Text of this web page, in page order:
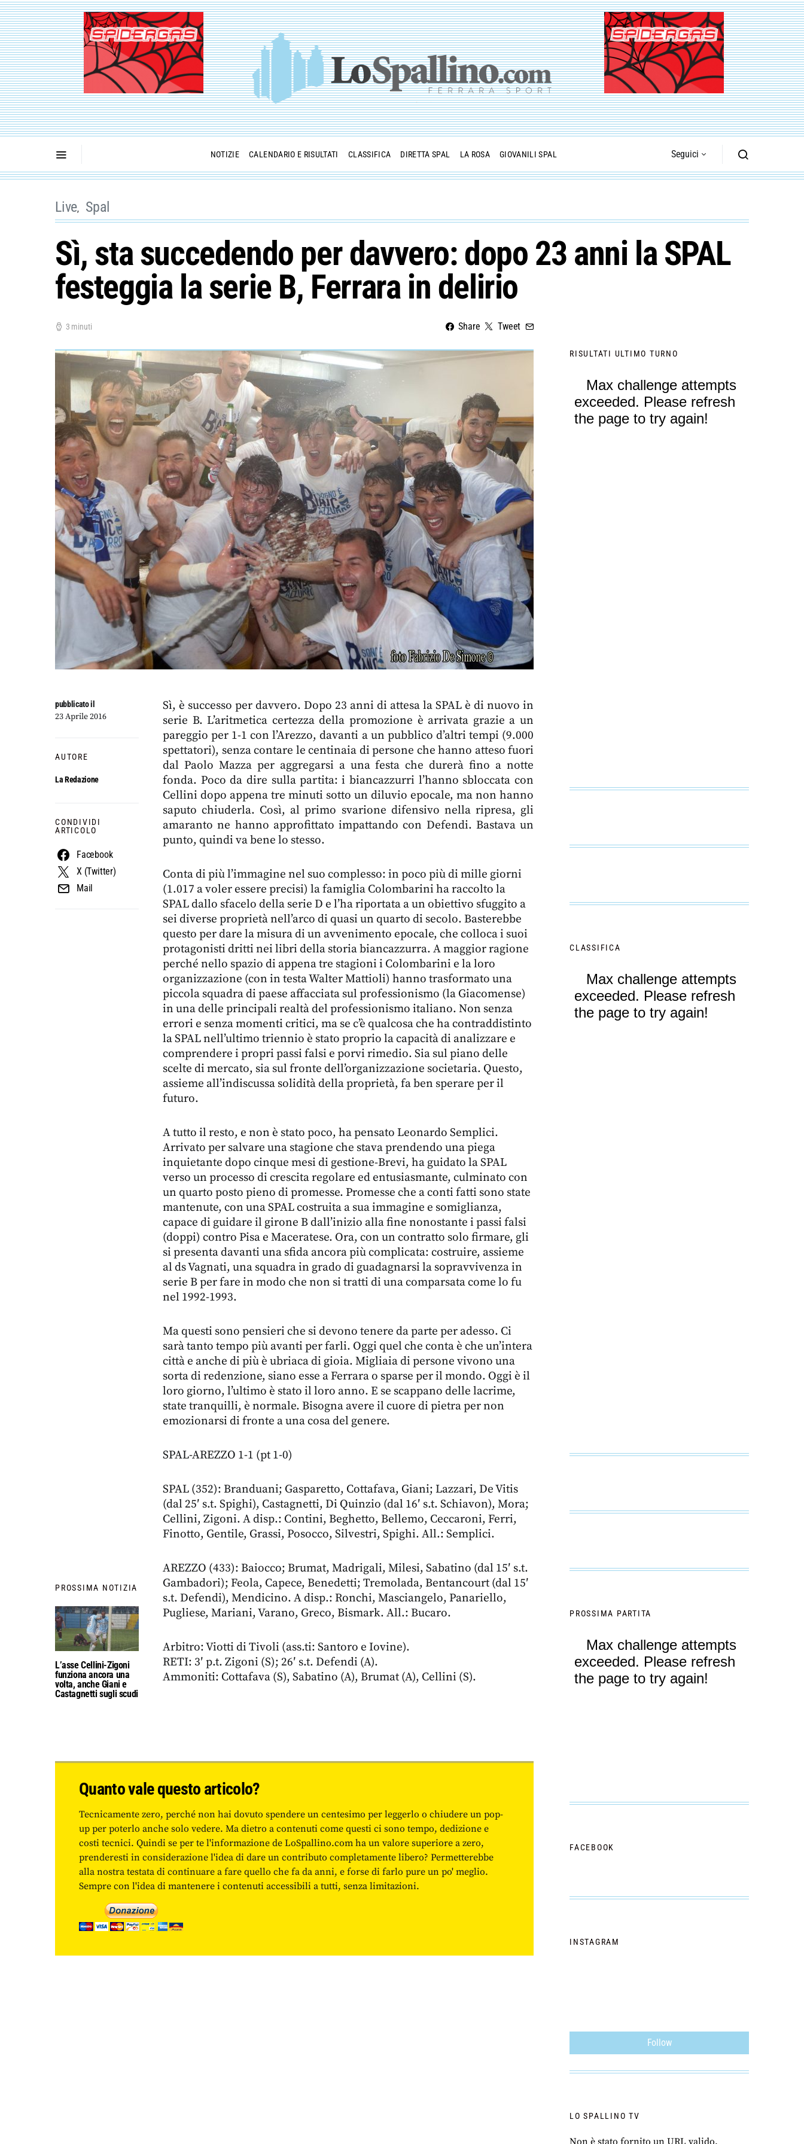
NOTIZIE CALENDARIO E RISULTATI CLASSIFICA DIRETTA SPAL LA ROSA GIOVANILI SPAL Seguici
Live Spal
Sì, sta succedendo per davvero: dopo 23 anni la SPAL
festeggia la serie B, Ferrara in delirio
3 minuti Share Tweet
PROSSIMA NOTIZIA
L’asse Cellini-Zigoni
funziona ancora una
volta, anche Giani e
Castagnetti sugli scudi
pubblicato il
23 Aprile 2016
AUTORE
La Redazione
CONDIVIDI
ARTICOLO
Facebook
X (Twitter)
Mail
Sì, è successo per davvero. Dopo 23 anni di attesa la SPAL è di nuovo in
serie B. L’aritmetica certezza della promozione è arrivata grazie a un
pareggio per 1-1 con l’Arezzo, davanti a un pubblico d’altri tempi (9.000
spettatori), senza contare le centinaia di persone che hanno atteso fuori
dal Paolo Mazza per aggregarsi a una festa che durerà fino a notte
fonda. Poco da dire sulla partita: i biancazzurri l’hanno sbloccata con
Cellini dopo appena tre minuti sotto un diluvio epocale, ma non hanno
saputo chiuderla. Così, al primo svarione difensivo nella ripresa, gli
amaranto ne hanno approfittato impattando con Defendi. Bastava un
punto, quindi va bene lo stesso.
Conta di più l’immagine nel suo complesso: in poco più di mille giorni
(1.017 a voler essere precisi) la famiglia Colombarini ha raccolto la
SPAL dallo sfacelo della serie D e l’ha riportata a un obiettivo sfuggito a
sei diverse proprietà nell’arco di quasi un quarto di secolo. Basterebbe
questo per dare la misura di un avvenimento epocale, che colloca i suoi
protagonisti dritti nei libri della storia biancazzurra. A maggior ragione
perché nello spazio di appena tre stagioni i Colombarini e la loro
organizzazione (con in testa Walter Mattioli) hanno trasformato una
piccola squadra di paese affacciata sul professionismo (la Giacomense)
in una delle principali realtà del professionismo italiano. Non senza
errori e senza momenti critici, ma se c’è qualcosa che ha contraddistinto
la SPAL nell’ultimo triennio è stato proprio la capacità di analizzare e
comprendere i propri passi falsi e porvi rimedio. Sia sul piano delle
scelte di mercato, sia sul fronte dell’organizzazione societaria. Questo,
assieme all’indiscussa solidità della proprietà, fa ben sperare per il
futuro.
A tutto il resto, e non è stato poco, ha pensato Leonardo Semplici.
Arrivato per salvare una stagione che stava prendendo una piega
inquietante dopo cinque mesi di gestione-Brevi, ha guidato la SPAL
verso un processo di crescita regolare ed entusiasmante, culminato con
un quarto posto pieno di promesse. Promesse che a conti fatti sono state
mantenute, con una SPAL costruita a sua immagine e somiglianza,
capace di guidare il girone B dall’inizio alla fine nonostante i passi falsi
(doppi) contro Pisa e Maceratese. Ora, con un contratto solo firmare, gli
si presenta davanti una sfida ancora più complicata: costruire, assieme
al ds Vagnati, una squadra in grado di guadagnarsi la sopravvivenza in
serie B per fare in modo che non si tratti di una comparsata come lo fu
nel 1992-1993.
Ma questi sono pensieri che si devono tenere da parte per adesso. Ci
sarà tanto tempo più avanti per farli. Oggi quel che conta è che un’intera
città e anche di più è ubriaca di gioia. Migliaia di persone vivono una
sorta di redenzione, siano esse a Ferrara o sparse per il mondo. Oggi è il
loro giorno, l’ultimo è stato il loro anno. E se scappano delle lacrime,
state tranquilli, è normale. Bisogna avere il cuore di pietra per non
emozionarsi di fronte a una cosa del genere.
SPAL-AREZZO 1-1 (pt 1-0)
SPAL (352): Branduani; Gasparetto, Cottafava, Giani; Lazzari, De Vitis
(dal 25′ s.t. Spighi), Castagnetti, Di Quinzio (dal 16′ s.t. Schiavon), Mora;
Cellini, Zigoni. A disp.: Contini, Beghetto, Bellemo, Ceccaroni, Ferri,
Finotto, Gentile, Grassi, Posocco, Silvestri, Spighi. All.: Semplici.
AREZZO (433): Baiocco; Brumat, Madrigali, Milesi, Sabatino (dal 15′ s.t.
Gambadori); Feola, Capece, Benedetti; Tremolada, Bentancourt (dal 15′
s.t. Defendi), Mendicino. A disp.: Ronchi, Masciangelo, Panariello,
Pugliese, Mariani, Varano, Greco, Bismark. All.: Bucaro.
Arbitro: Viotti di Tivoli (ass.ti: Santoro e Iovine).
RETI: 3′ p.t. Zigoni (S); 26′ s.t. Defendi (A).
Ammoniti: Cottafava (S), Sabatino (A), Brumat (A), Cellini (S).
Quanto vale questo articolo?
Tecnicamente zero, perché non hai dovuto spendere un centesimo per leggerlo o chiudere un pop-
up per poterlo anche solo vedere. Ma dietro a contenuti come questi ci sono tempo, dedizione e
costi tecnici. Quindi se per te l'informazione de LoSpallino.com ha un valore superiore a zero,
prenderesti in considerazione l'idea di dare un contributo completamente libero? Permetterebbe
alla nostra testata di continuare a fare quello che fa da anni, e forse di farlo pure un po' meglio.
Sempre con l'idea di mantenere i contenuti accessibili a tutti, senza limitazioni.
RISULTATI ULTIMO TURNO
CLASSIFICA
PROSSIMA PARTITA
FACEBOOK
INSTAGRAM
Follow
LO SPALLINO TV